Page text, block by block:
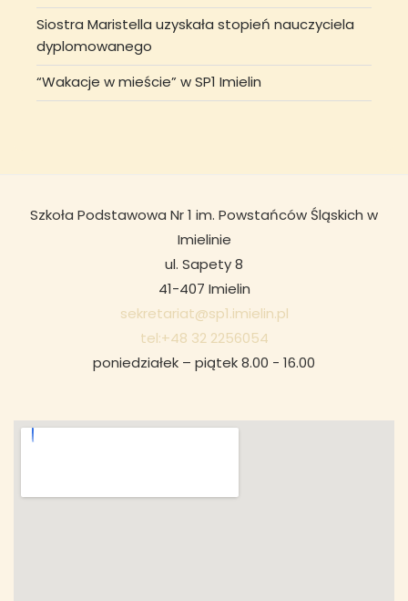
Siostra Maristella uzyskała stopień nauczyciela
dyplomowanego
“Wakacje w mieście” w SP1 Imielin
Szkoła Podstawowa Nr 1 im. Powstańców Śląskich w
Imielinie
ul. Sapety 8
41-407 Imielin
sekretariat@sp1.imielin.pl
tel:+48 32 2256054
poniedziałek – piątek 8.00 - 16.00